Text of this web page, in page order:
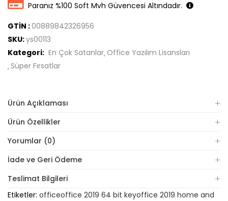
Paranız %100 Soft Mvh Güvencesi Altındadır.
GTİN :00889842326956
SKU:ys00113
Kategori: En Çok Satanlar Office Yazılım Lisansları
Süper Fırsatlar
Ürün Açıklaması
Ürün Özellikler
Yorumlar (0)
İade ve Geri Ödeme
Teslimat Bilgileri
Etiketler: officeoffice 2019 64 bit keyoffice 2019 home and